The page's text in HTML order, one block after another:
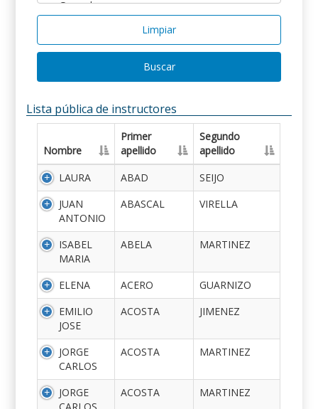
Limpiar
Buscar
Lista pública de instructores
Nombre
Primer
apellido
Segundo
apellido
LAURA
ABAD
SEIJO
JUAN
ANTONIO
ABASCAL VIRELLA
ISABEL
MARIA
ABELA MARTINEZ
ELENA ACERO
GUARNIZO
EMILIO
JOSE
ACOSTA JIMENEZ
JORGE
CARLOS
ACOSTA MARTINEZ
JORGE
ACOSTA MARTINEZ